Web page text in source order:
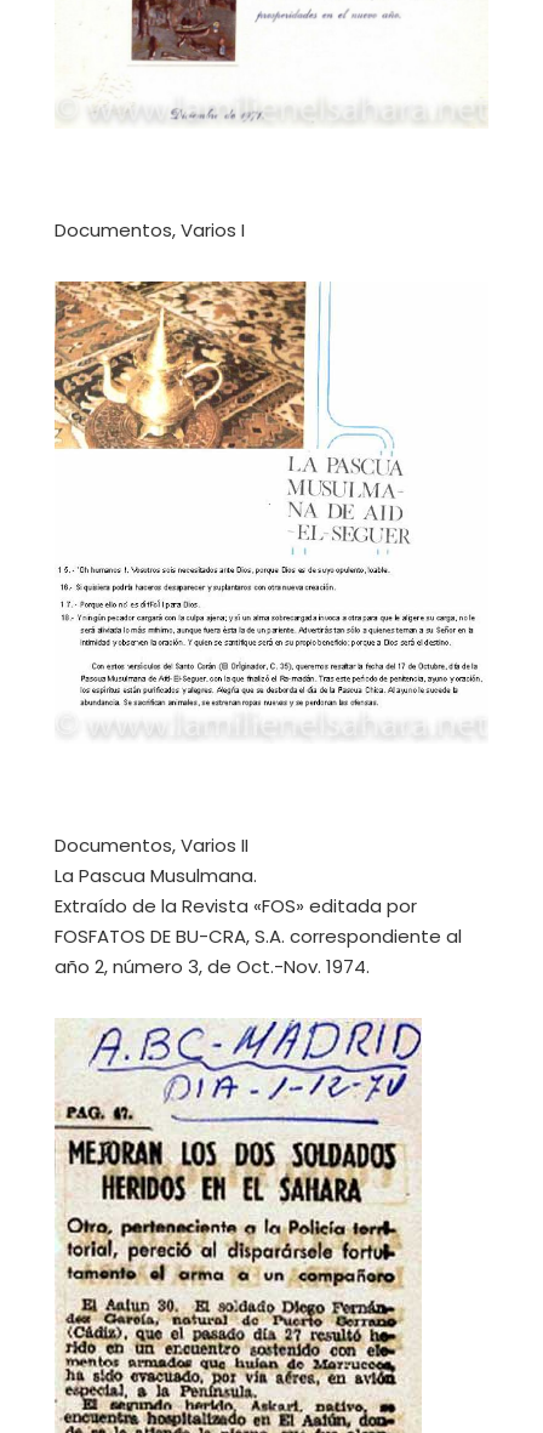
Documentos, Varios I
Documentos, Varios II
La Pascua Musulmana.
Extraído de la Revista «FOS» editada por
FOSFATOS DE BU-CRA, S.A. correspondiente al
año 2, número 3, de Oct.-Nov. 1974.